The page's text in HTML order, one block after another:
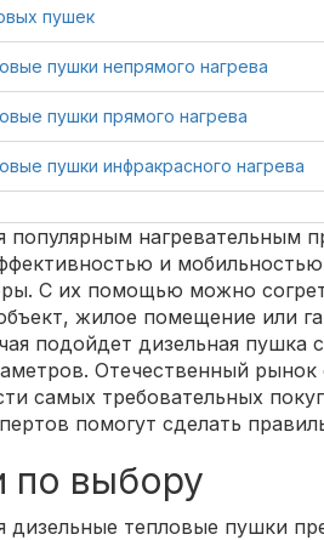
пушек
пушки непрямого нагрева
пушки прямого нагрева
пушки инфракрасного нагрева
популярным нагревательным
и
С их помощью можно
жилое помещение или
подойдет дизельная пушка
Отечественный рынок
самых требовательных
помогут сделать
по выбору
дизельные тепловые пушки